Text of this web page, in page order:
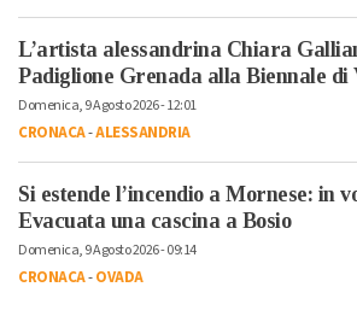
L’artista alessandrina Chiara
Padiglione Grenada alla Biennale di
Domenica, 9 Agosto 2026 - 12:01
CRONACA-ALESSANDRIA
Si estende l’incendio a Mornese: in
Evacuata una cascina a Bosio
Domenica, 9 Agosto 2026 - 09:14
CRONACA-OVADA